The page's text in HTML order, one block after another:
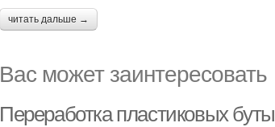
читать дальше →
Вас может заинтересовать
Переработка пластиковых